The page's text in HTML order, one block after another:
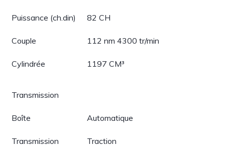
Puissance (ch.din) 82 CH
Couple 112 nm 4300 tr/min
Cylindrée 1197 CM³
Transmission
Boîte Automatique
Transmission Traction